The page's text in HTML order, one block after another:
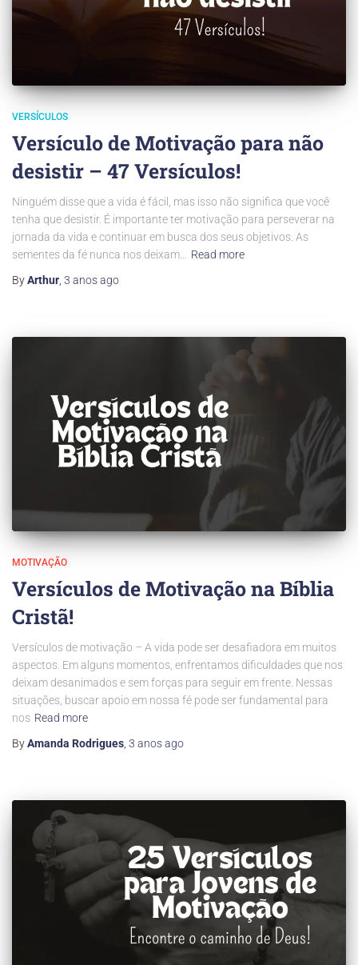
VERSÍCULOS
Versículo de Motivação para não
desistir – 47 Versículos!
Ninguém disse que a vida é fácil, mas isso não significa que você
tenha que desistir. É importante ter motivação para perseverar na
jornada da vida e continuar em busca dos seus objetivos. As
sementes da fé nunca nos deixam…
Read more
ByArthur 3 anosago
MOTIVAÇÃO
Versículos de Motivação na Bíblia
Cristã!
Versículos de motivação – A vida pode ser desafiadora em muitos
aspectos. Em alguns momentos, enfrentamos dificuldades que nos
deixam desanimados e sem forças para seguir em frente. Nessas
situações, buscar apoio em nossa fé pode ser fundamental para
nos Read more
ByAmanda Rodrigues, 3 anosago